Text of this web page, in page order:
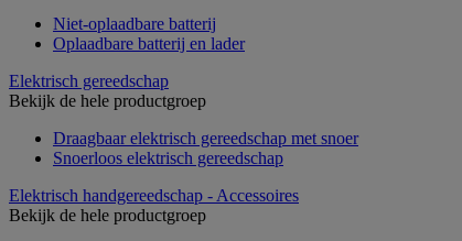
Niet-oplaadbare batterij
Oplaadbare batterij en lader
Elektrisch gereedschap
Bekijk de hele productgroep
Draagbaar elektrisch gereedschap met snoer
Snoerloos elektrisch gereedschap
Elektrisch handgereedschap - Accessoires
Bekijk de hele productgroep